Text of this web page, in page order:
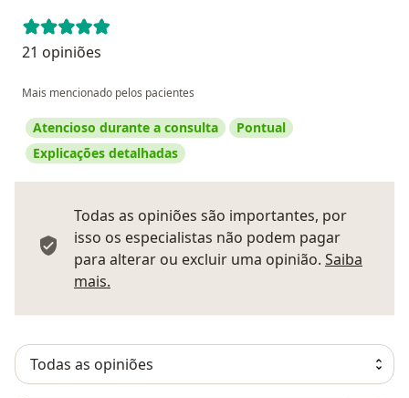
21 opiniões
Mais mencionado pelos pacientes
Atencioso durante a consulta
Pontual
Explicações detalhadas
Todas as opiniões são importantes, por
isso os especialistas não podem pagar
para alterar ou excluir uma opinião. Saiba
mais.